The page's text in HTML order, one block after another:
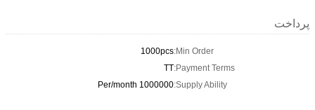
پرداخت
Min Order:
1000pcs
Payment Terms:
TT
Supply Ability:
1000000 Per/month